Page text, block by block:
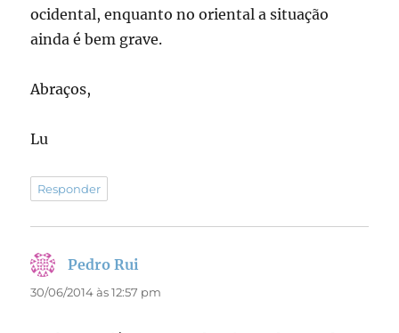
ocidental, enquanto no oriental a situação
ainda é bem grave.
Abraços,
Lu
Responder
Pedro Rui
30/06/2014 às 12:57 pm